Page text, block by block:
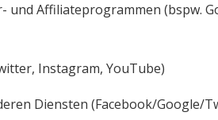
Affiliateprogrammen (bspw.
Instagram, YouTube)
Diensten (Facebook/Google/